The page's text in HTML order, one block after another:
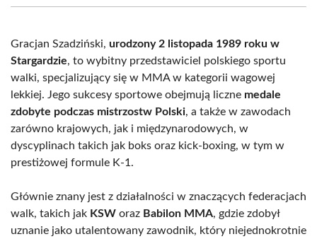
(Twitter)
Gracjan Szadziński, urodzony 2 listopada 1989 roku w
Stargardzie, to wybitny przedstawiciel polskiego sportu
walki, specjalizujący się w MMA w kategorii wagowej
lekkiej. Jego sukcesy sportowe obejmują liczne medale
zdobyte podczas mistrzostw Polski, a także w zawodach
zarówno krajowych, jak i międzynarodowych, w
dyscyplinach takich jak boks oraz kick-boxing, w tym w
prestiżowej formule K-1.
Głównie znany jest z działalności w znaczących federacjach
walk, takich jak KSW oraz Babilon MMA, gdzie zdobył
uznanie jako utalentowany zawodnik, który niejednokrotnie